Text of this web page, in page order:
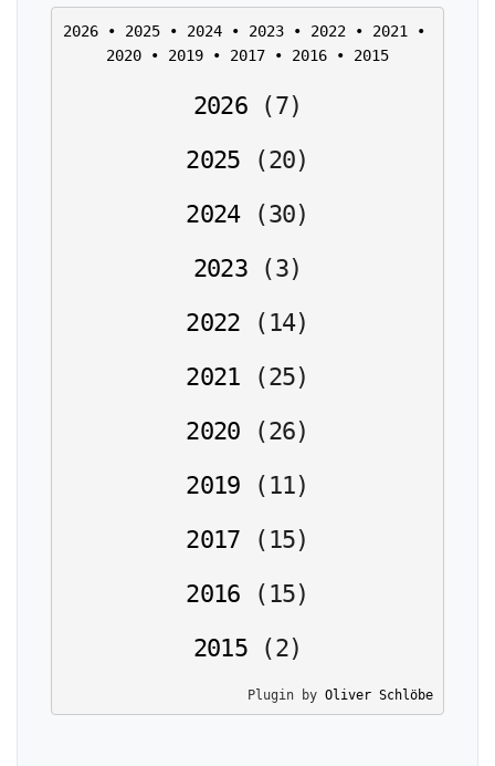
2026 • 2025 • 2024 • 2023 • 2022 • 2021
2020 • 2019 • 2017 • 2016 • 2015
2026 (7)
2025
(20)
2024
(30)
2023
(3)
2022
( 14)
2021
(25)
2020
(26)
2019
( 11)
2017
( 15)
2016
( 15)
2015
(2)
Plugin by Oliver Schlöbe